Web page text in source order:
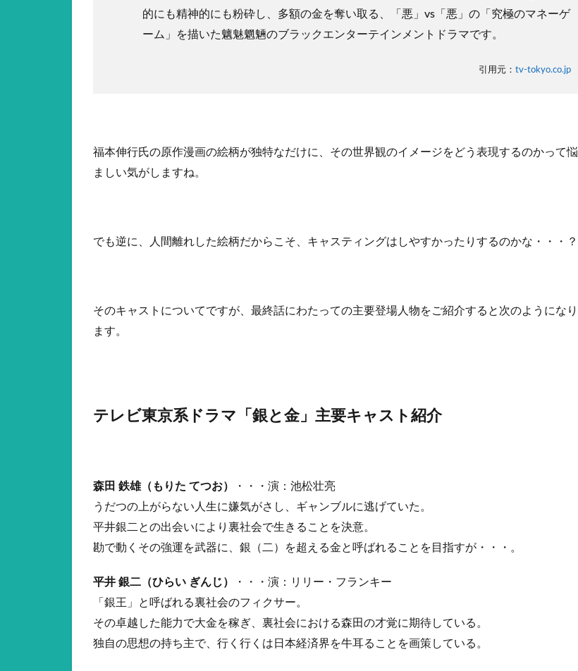
的にも精神的にも粉砕し、多額の金を奪い取る、「悪」vs「悪」の「究極のマネーゲ
ーム」を描いた魑魅魍魎のブラックエンターテインメントドラマです。
引用元： tv-tokyo.co.jp
福本伸行氏の原作漫画の絵柄が独特なだけに、その世界観のイメージをどう表現するのかって悩
ましい気がしますね。
でも逆に、人間離れした絵柄だからこそ、キャスティングはしやすかったりするのかな・・・？
そのキャストについてですが、最終話にわたっての主要登場人物をご紹介すると次のようになり
ます。
テレビ東京系ドラマ「銀と金」主要キャスト紹介
森田 鉄雄（もりた てつお）
・・・演：池松壮亮
うだつの上がらない人生に嫌気がさし、ギャンブルに逃げていた。
平井銀二との出会いにより裏社会で生きることを決意。
勘で動くその強運を武器に、銀（二）を超える金と呼ばれることを目指すが・・・。
平井 銀二（ひらい ぎんじ）
・・・演：リリー・フランキー
「銀王」と呼ばれる裏社会のフィクサー。
その卓越した能力で大金を稼ぎ、裏社会における森田の才覚に期待している。
独自の思想の持ち主で、行く行くは日本経済界を牛耳ることを画策している。